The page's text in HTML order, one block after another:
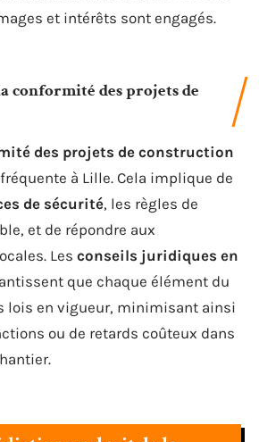
et intérêts sont engagés.
conformité des projets de
des projets de construction
à Lille. Cela implique de
de sécurité, les règles de
et de répondre aux
Les conseils juridiques en
que chaque élément du
lois en vigueur, minimisant ainsi
ou de retards coûteux dans